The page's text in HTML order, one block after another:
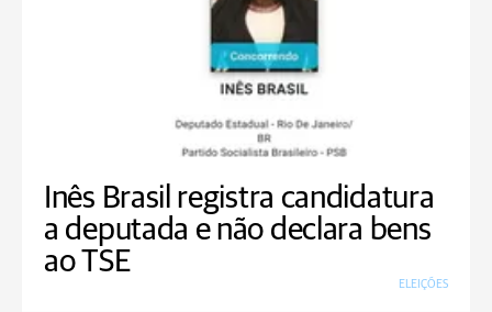
Inês Brasil registra candidatura
a deputada e não declara bens
ao TSE
ELEIÇÕES